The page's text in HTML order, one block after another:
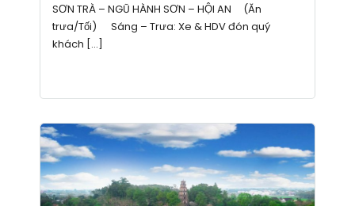
SƠN TRÀ – NGŨ HÀNH SƠN – HỘI AN (Ăn
trưa/Tối) Sáng – Trưa: Xe & HDV đón quý
khách […]